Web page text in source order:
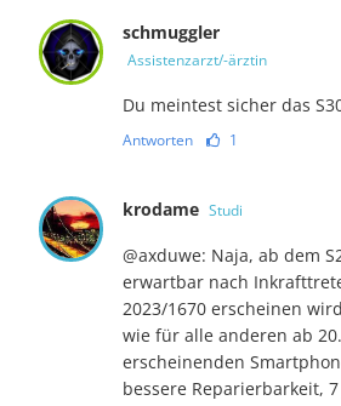
schmuggler
Assistenzarzt/-ärztin
Du meintest sicher das
Antworten 1
krodame Studi
@axduwe: Naja, ab dem
erwartbar nach
2023/1670 erscheinen
wie für alle anderen ab
erscheinenden
bessere Reparierbarkeit,